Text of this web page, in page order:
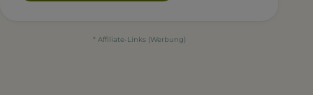
* Affiliate-Links (Werbung)